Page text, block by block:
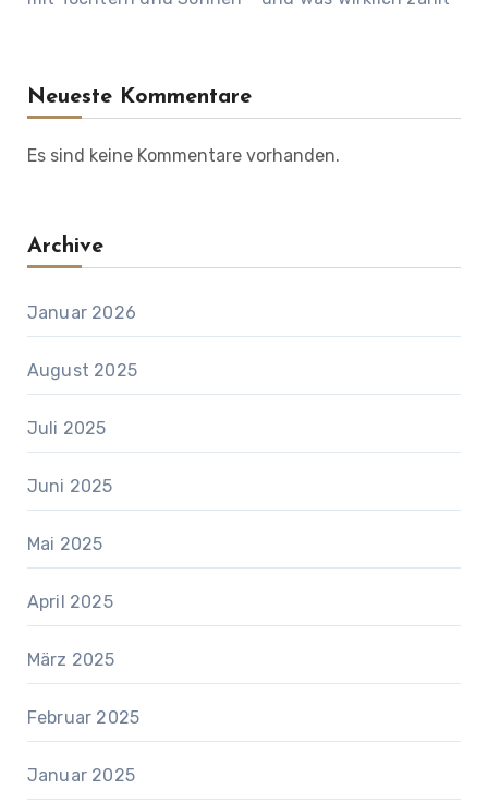
Neueste Kommentare
Es sind keine Kommentare vorhanden.
Archive
Januar 2026
August 2025
Juli 2025
Juni 2025
Mai 2025
April 2025
März 2025
Februar 2025
Januar 2025